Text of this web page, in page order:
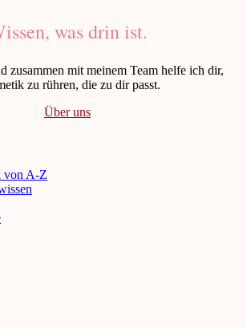
was drin ist.
zusammen mit meinem Team helfe ich dir,
zu rühren, die zu dir passt.
Über uns
von A-Z